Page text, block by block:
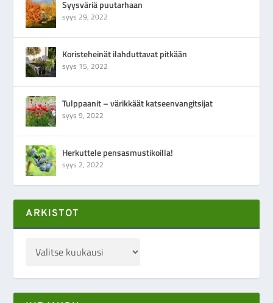
Syysväriä puutarhaan
syys 29, 2022
Koristeheinät ilahduttavat pitkään
syys 15, 2022
Tulppaanit – värikkäät katseenvangitsijat
syys 9, 2022
Herkuttele pensasmustikoilla!
syys 2, 2022
ARKISTOT